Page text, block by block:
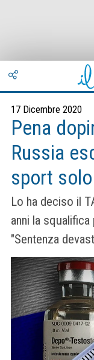
17 Dicembre 2020
Pena
Russia
sport
Lo ha deciso il
anni la
"Sentenza